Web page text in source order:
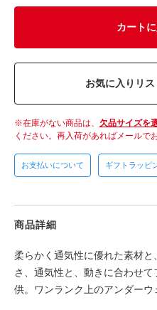
カート
お気に入りリ
在庫がない商品は、 欠品サイズを
ください。 再入荷があればメールで
お支払いについて ギフトラッピ
商品詳細
柔らかく通気性に優れた素材
さ、通気性と、動きに合わせ
供。ワンランク上のアンダーウ